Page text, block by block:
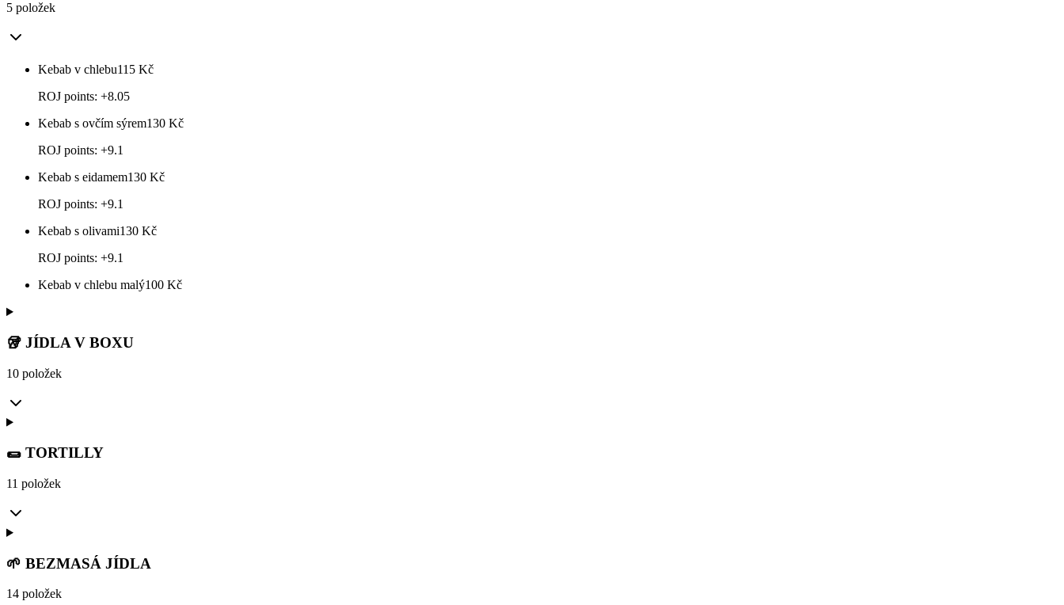
5 položek
Kebab v chlebu115 Kč
ROJ points: +8.05
Kebab s ovčím sýrem130 Kč
ROJ points: +9.1
Kebab s eidamem130 Kč
ROJ points: +9.1
Kebab s olivami130 Kč
ROJ points: +9.1
Kebab v chlebu malý100 Kč
🥡 JÍDLA V BOXU
10 položek
🌯 TORTILLY
11 položek
🌱 BEZMASÁ JÍDLA
14 položek